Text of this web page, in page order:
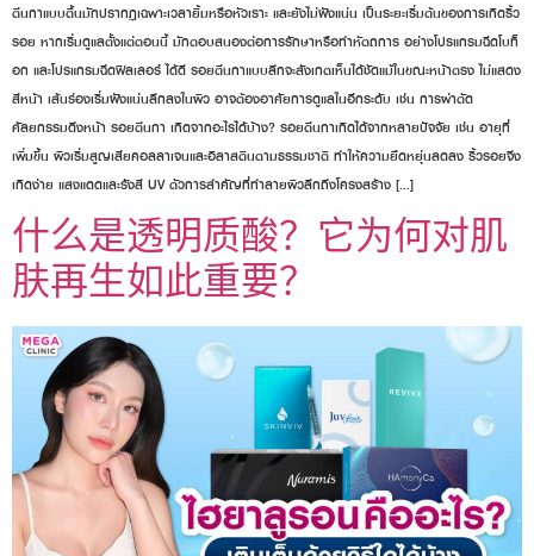
ตีนกาแบบตื้นมักปรากฏเฉพาะเวลายิ้มหรือหัวเราะ และยังไม่ฝังแน่น เป็นระยะเริ่มต้นของการเกิดริ้ว
รอย หากเริ่มดูแลตั้งแต่ตอนนี้ มักตอบสนองต่อการรักษาหรือทำหัตถการ อย่างโปรแกรมฉีดโบท็
อก และโปรแกรมฉีดฟิลเลอร์ ได้ดี รอยตีนกาแบบลึกจะสังเกตเห็นได้ชัดแม้ในขณะหน้าตรง ไม่แสดง
สีหน้า เส้นร่องเริ่มฝังแน่นลึกลงในผิว อาจต้องอาศัยการดูแลในอีกระดับ เช่น การผ่าตัด
ศัลยกรรมดึงหน้า รอยตีนกา เกิดจากอะไรได้บ้าง? รอยตีนกาเกิดได้จากหลายปัจจัย เช่น อายุที่
เพิ่มขึ้น ผิวเริ่มสูญเสียคอลลาเจนและอิลาสตินตามธรรมชาติ ทำให้ความยืดหยุ่นลดลง ริ้วรอยจึง
เกิดง่าย แสงแดดและรังสี UV ตัวการสำคัญที่ทำลายผิวลึกถึงโครงสร้าง […]
什么是透明质酸？它为何对肌
肤再生如此重要？